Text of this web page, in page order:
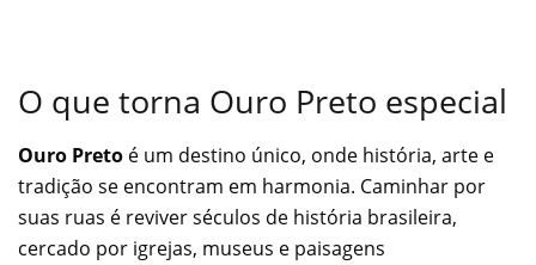
O que torna Ouro Preto especial
Ouro Preto é um destino único, onde história, arte e
tradição se encontram em harmonia. Caminhar por
suas ruas é reviver séculos de história brasileira,
cercado por igrejas, museus e paisagens